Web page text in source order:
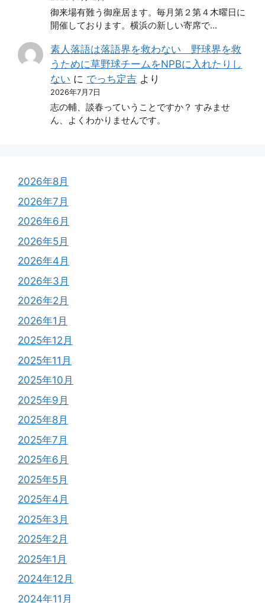
御来場有難う御座居ます。毎月第２第４木曜日に
開催しております。横浜の新しい寄席で…
素人落語は落語界を救わない 野球界を救
うために草野球チームをNPBに入れたりし
ない に でっち定吉 より
2026年7月7日
志の輔、談春っていうことですか？ すみませ
ん、よくわかりませんです。
2026年8月
2026年7月
2026年6月
2026年5月
2026年4月
2026年3月
2026年2月
2026年1月
2025年12月
2025年11月
2025年10月
2025年9月
2025年8月
2025年7月
2025年6月
2025年5月
2025年4月
2025年3月
2025年2月
2025年1月
2024年12月
2024年11月